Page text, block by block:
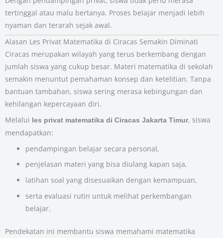
tertinggal atau malu bertanya. Proses belajar menjadi lebih
nyaman dan terarah sejak awal.
Alasan Les Privat Matematika di Ciracas Semakin Diminati
Ciracas merupakan wilayah yang terus berkembang dengan
jumlah siswa yang cukup besar. Materi matematika di sekolah
semakin menuntut pemahaman konsep dan ketelitian. Tanpa
bantuan tambahan, siswa sering merasa kebingungan dan
kehilangan kepercayaan diri.
Melalui les privat matematika di Ciracas Jakarta Timur, siswa
mendapatkan:
pendampingan belajar secara personal,
penjelasan materi yang bisa diulang kapan saja,
latihan soal yang disesuaikan dengan kemampuan,
serta evaluasi rutin untuk melihat perkembangan
belajar.
Pendekatan ini membantu siswa memahami matematika